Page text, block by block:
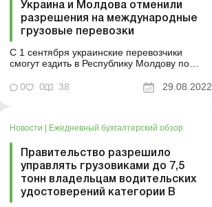
Украина и Молдова отменили
разрешения на международные
грузовые перевозки
С 1 сентября украинские перевозчики
смогут ездить в Республику Молдову по
Министерства инфраструктуры
договорилась об этом с коллегами из
После подписания «транспортного безвиз...
0 0 38 29.08.2022
Новости Ежедневный бухгалтерский обзор
Правительство разрешило
управлять грузовиками до 7,5
тонн владельцам водительских
удостоверений категории В